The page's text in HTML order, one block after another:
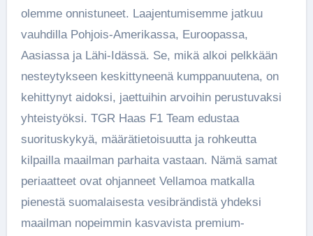
olemme onnistuneet. Laajentumisemme jatkuu
vauhdilla Pohjois-Amerikassa, Euroopassa,
Aasiassa ja Lähi-Idässä. Se, mikä alkoi pelkkään
nesteytykseen keskittyneenä kumppanuutena, on
kehittynyt aidoksi, jaettuihin arvoihin perustuvaksi
yhteistyöksi. TGR Haas F1 Team edustaa
suorituskykyä, määrätietoisuutta ja rohkeutta
kilpailla maailman parhaita vastaan. Nämä samat
periaatteet ovat ohjanneet Vellamoa matkalla
pienestä suomalaisesta vesibrändistä yhdeksi
maailman nopeimmin kasvavista premium-